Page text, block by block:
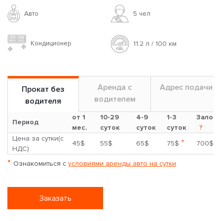
Авто 5 чел
Кондиционер 11.2 л / 100 км
Прокат без
водителя
Аренда с
водителем
Адрес подачи
Период
от 1
мес.
10-29
суток
4-9
суток
1-3
суток
Залог
?
Цена за сутки(с
НДС)
45$ 55$ 65$ 75$ * 700$
* Ознакомиться с условиями аренды авто на сутки
Заказать